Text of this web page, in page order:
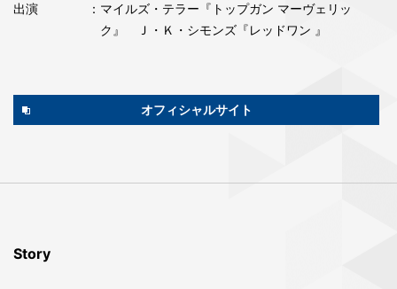
出演
：マイルズ・テラー『トップガン マーヴェリッ
ク』 Ｊ・Ｋ・シモンズ『レッドワン 』
オフィシャルサイト
Story